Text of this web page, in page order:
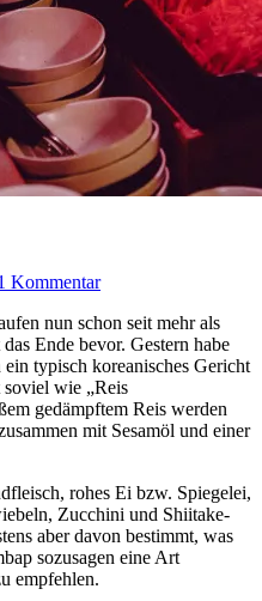
Kommentar
nun schon seit mehr als
Ende bevor. Gestern habe
typisch koreanisches Gericht
wie „Reis
gedämpftem Reis werden
mit Sesamöl und einer
rohes Ei bzw. Spiegelei,
Zucchini und Shiitake-
aber davon bestimmt, was
sozusagen eine Art
empfehlen.